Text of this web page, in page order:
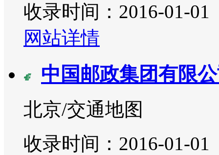
收录时间：2016-01-01
网站详情
中国邮政集团有限
北京/交通地图
收录时间：2016-01-01